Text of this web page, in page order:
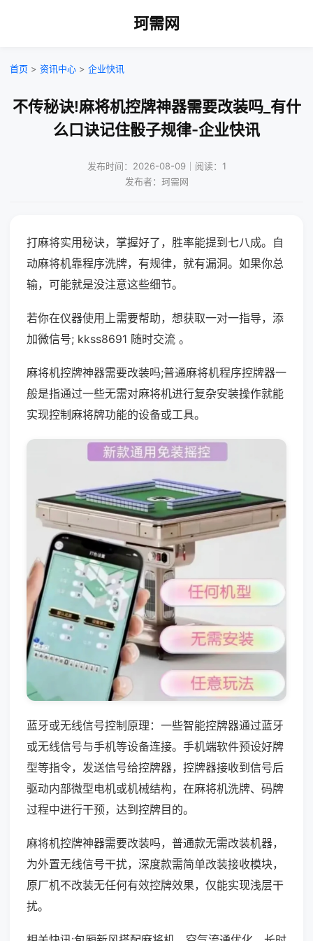
珂需网
首页 > 资讯中心 > 企业快讯
不传秘诀!麻将机控牌神器需要改装吗_有什
么口诀记住骰子规律-企业快讯
发布时间：2026-08-09｜阅读：1
发布者：珂需网
打麻将实用秘诀，掌握好了，胜率能提到七八成。自
动麻将机靠程序洗牌，有规律，就有漏洞。如果你总
输，可能就是没注意这些细节。
若你在仪器使用上需要帮助，想获取一对一指导，添
加微信号; kkss8691 随时交流 。
麻将机控牌神器需要改装吗;普通麻将机程序控牌器一
般是指通过一些无需对麻将机进行复杂安装操作就能
实现控制麻将牌功能的设备或工具。
蓝牙或无线信号控制原理：一些智能控牌器通过蓝牙
或无线信号与手机等设备连接。手机端软件预设好牌
型等指令，发送信号给控牌器，控牌器接收到信号后
驱动内部微型电机或机械结构，在麻将机洗牌、码牌
过程中进行干预，达到控牌目的。
麻将机控牌神器需要改装吗，普通款无需改装机器，
为外置无线信号干扰，深度款需简单改装接收模块，
原厂机不改装无任何有效控牌效果，仅能实现浅层干
扰。